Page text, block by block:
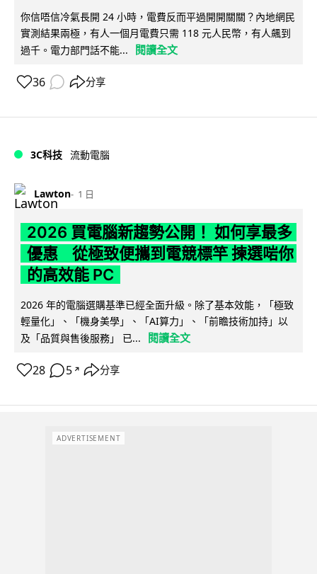
你信唔信冷氣長開 24 小時，電費反而平過開開關關？內地網民
實測結果兩極，有人一個月電費只需 118 元人民幣，有人飆到
過千。電力部門話不能...
閱讀全文
36 分享
3C科技 流動電腦
Lawton 1 日
2026 買電腦新趨勢公開！ 如何享最多
優惠 從極致便攜到電競標竿 揀選啱你
的高效能 PC
2026 年的電腦選購基準已經全面升級。除了基本效能，「極致
輕量化」、「機身美學」、「AI算力」、「前瞻技術加持」以
及「品質與售後服務」 已...
閱讀全文
28 5 ↗ 分享
ADVERTISEMENT